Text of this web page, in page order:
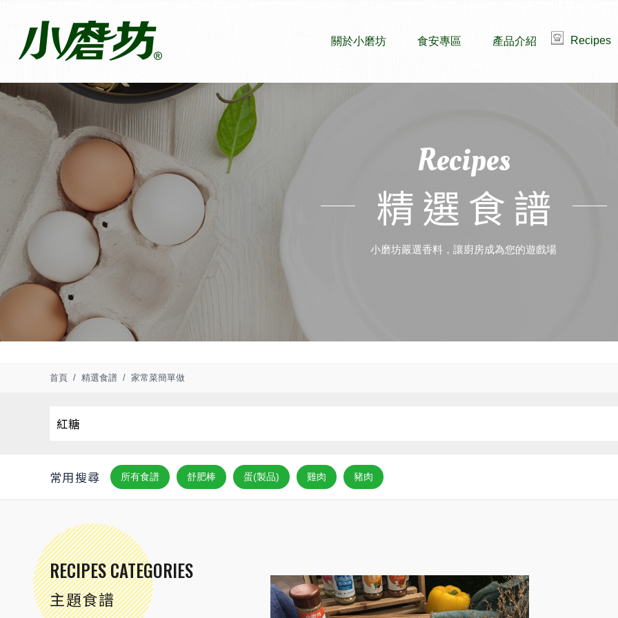
關於小磨坊 食安專區 產品介紹 Recipes
Recipes
精選食譜
小磨坊嚴選香料，讓廚房成為您的遊戲場
首頁 精選食譜 家常菜簡單做
常用搜尋 所有食譜 舒肥棒 蛋(製品) 雞肉 豬肉
RECIPES CATEGORIES
主題食譜